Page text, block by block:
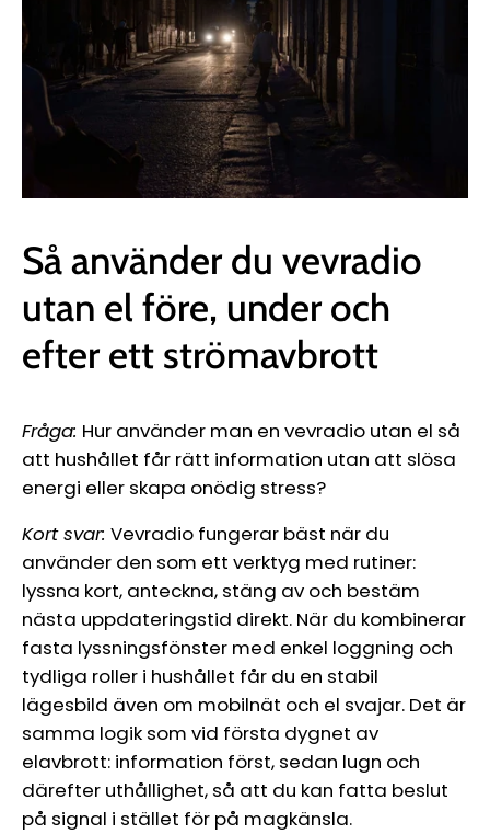
Så använder du vevradio
utan el före, under och
efter ett strömavbrott
Fråga: Hur använder man en vevradio utan el så
att hushållet får rätt information utan att slösa
energi eller skapa onödig stress?
Kort svar: Vevradio fungerar bäst när du
använder den som ett verktyg med rutiner:
lyssna kort, anteckna, stäng av och bestäm
nästa uppdateringstid direkt. När du kombinerar
fasta lyssningsfönster med enkel loggning och
tydliga roller i hushållet får du en stabil
lägesbild även om mobilnät och el svajar. Det är
samma logik som vid första dygnet av
elavbrott: information först, sedan lugn och
därefter uthållighet, så att du kan fatta beslut
på signal i stället för på magkänsla.